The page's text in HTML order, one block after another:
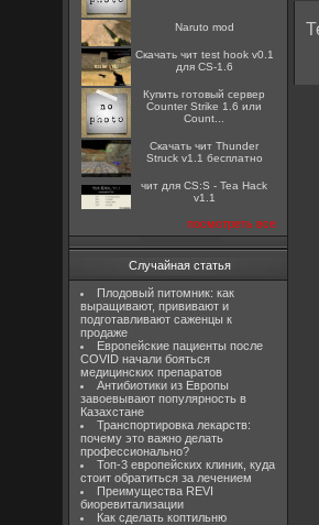
Naruto mod
Скачать чит test hook v0.1
для CS-1.6
Купить готовый сервер
Counter Strike 1.6 или
Count...
Скачать чит Thunder
Struck v1.1 бесплатно
чит для CS:S - Tea Hack
v1.1
посмотреть все
Случайная статья
Плодовый питомник: как
выращивают, прививают и
подготавливают саженцы к
продаже
Европейские пациенты после
COVID начали бояться
медицинских препаратов
Антибиотики из Европы
завоевывают популярность в
Казахстане
Транспортировка лекарств:
почему это важно делать
профессионально?
Топ-3 европейских клиник, куда
стоит обратиться за лечением
Преимущества REVI
биоревитализации
Как сделать коптильню